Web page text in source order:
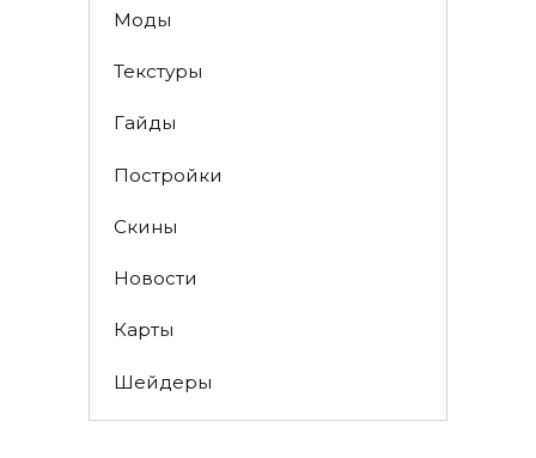
Моды
Текстуры
Гайды
Постройки
Скины
Новости
Карты
Шейдеры